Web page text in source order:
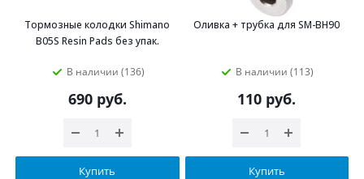
Тормозные колодки Shimano
B05S Resin Pads без упак.
В наличии (136)
690руб.
Купить
Оливка + трубка для SM-BH90
В наличии (113)
110 руб.
Купить